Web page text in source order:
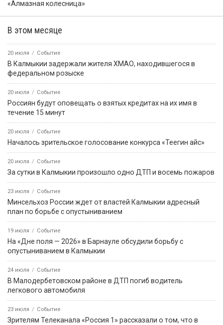
«Алмазная колесница»
В этом месяце
20 июля Событие
В Калмыкии задержали жителя ХМАО, находившегося в
федеральном розыске
20 июля Событие
Россиян будут оповещать о взятых кредитах на их имя в
течение 15 минут
20 июля Событие
Началось зрительское голосование конкурса «Теегин айс»
20 июля Событие
За сутки в Калмыкии произошло одно ДТП и восемь пожаров
23 июля Событие
Минсельхоз России ждет от властей Калмыкии адресный
план по борьбе с опустыниванием
19 июля Событие
На «Дне поля — 2026» в Барнауле обсудили борьбу с
опустыниванием в Калмыкии
24 июля Событие
В Малодербетовском районе в ДТП погиб водитель
легкового автомобиля
23 июля Событие
Зрителям Телеканала «Россия 1» рассказали о том, что в